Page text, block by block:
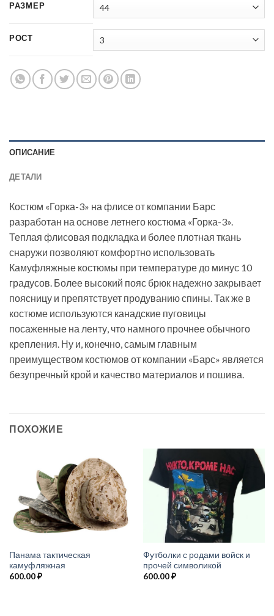
РАЗМЕР
РОСТ
ОПИСАНИЕ
ДЕТАЛИ
Костюм «Горка-3» на флисе от компании Барс
разработан на основе летнего костюма «Горка-3».
Теплая флисовая подкладка и более плотная ткань
снаружи позволяют комфортно использовать
Камуфляжные костюмы при температуре до минус 10
градусов. Более высокий пояс брюк надежно закрывает
поясницу и препятствует продуванию спины. Так же в
костюме используются канадские пуговицы
посаженные на ленту, что намного прочнее обычного
крепления. Ну и, конечно, самым главным
преимуществом костюмов от компании «Барс» является
безупречный крой и качество материалов и пошива.
ПОХОЖИЕ
Панама тактическая
камуфляжная
600.00₽
Футболки с родами войск и
прочей символикой
600.00₽